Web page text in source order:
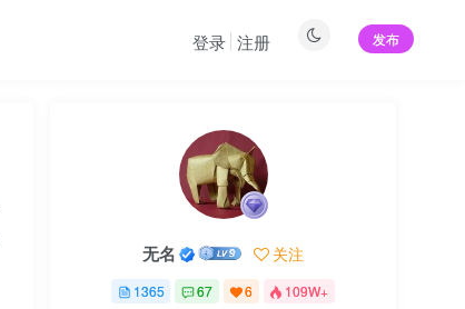
发布
登录 注册
无名 关注
1365 67 6 109W+